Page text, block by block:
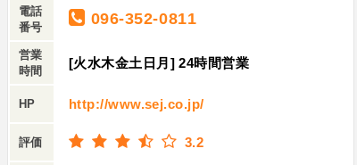
電話
番号
096-352-0811
営業
時間
[火水木金土日月] 24時間営業
HP http://www.sej.co.jp/
評価 3.2